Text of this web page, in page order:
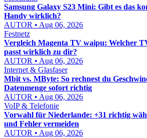
Samsung Galaxy S23 Mini: Gibt es das
Handy wirklich?
AUTOR • Aug 06, 2026
Festnetz
Vergleich Magenta TV waipu: Welcher
passt wirklich zu dir?
AUTOR • Aug 06, 2026
Internet & Glasfaser
Mbit vs. MByte: So rechnest du
Datenmenge sofort richtig
AUTOR • Aug 06, 2026
VoIP & Telefonie
Vorwahl für Niederlande: +31 richtig
und Fehler vermeiden
AUTOR • Aug 06, 2026